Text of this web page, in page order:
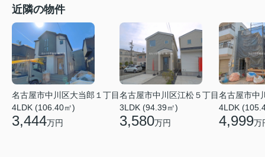
近隣の物件
名古屋市中川区大当郎１丁目
4LDK (106.40㎡)
3,444万円
名古屋市中川区江松５丁目
3LDK (94.39㎡)
3,580万円
名古屋市中
4LDK
4,999万